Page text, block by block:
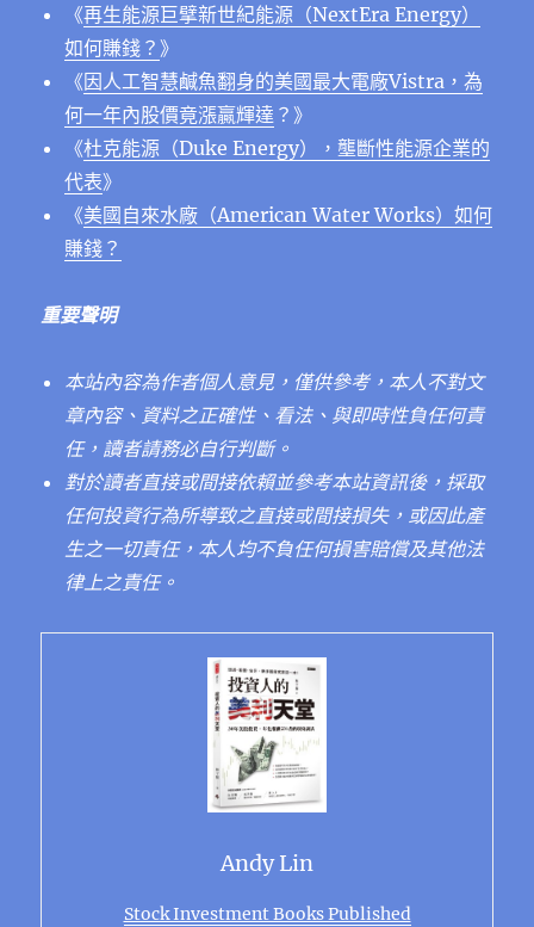
《再生能源巨擘新世紀能源（NextEra Energy）
如何賺錢？》
《因人工智慧鹹魚翻身的美國最大電廠Vistra，為
何一年內股價竟漲贏輝達 ？》
《杜克能源（Duke Energy），壟斷性能源企業的
代表》
《美國自來水廠（American Water Works）如何
賺錢？
重要聲明
本站內容為作者個人意見，僅供參考，本人不對文
章內容、資料之正確性、看法、與即時性負任何責
任，讀者請務必自行判斷。
對於讀者直接或間接依賴並參考本站資訊後，採取
任何投資行為所導致之直接或間接損失，或因此產
生之一切責任，本人均不負任何損害賠償及其他法
律上之責任。
Andy Lin
Stock Investment Books Published